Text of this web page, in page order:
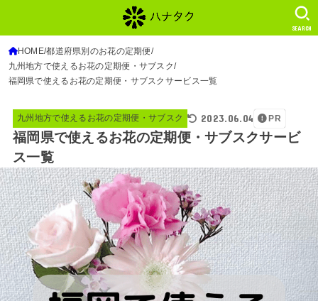
SEARCH
HOME 都道府県別のお花の定期便
九州地方で使えるお花の定期便・サブスク
福岡県で使えるお花の定期便・サブスクサービス一覧
九州地方で使えるお花の定期便・サブスク 2023.06.04 PR
福岡県で使えるお花の定期便・サブスクサービ
ス一覧